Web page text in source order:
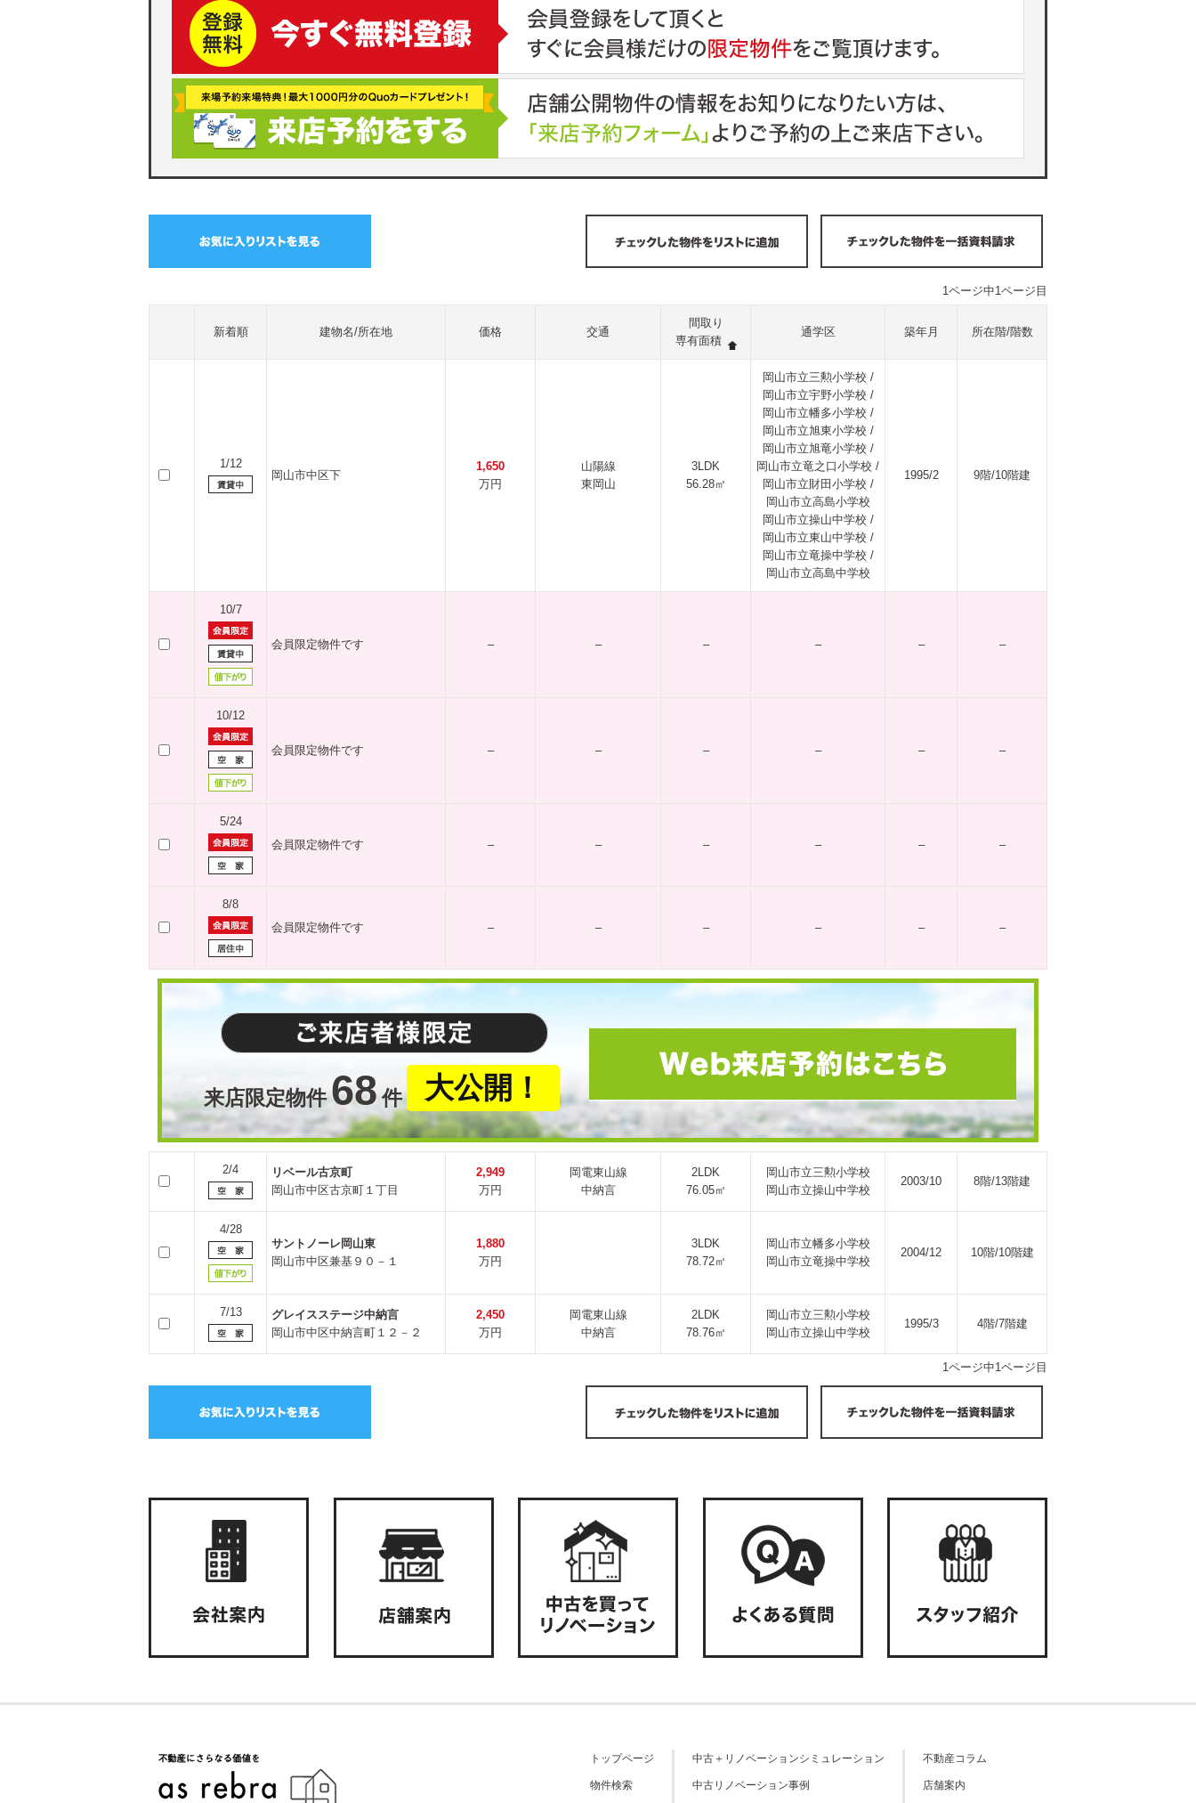
1ページ中1ページ目
新着順 建物名/所在地 価格 交通
間取り
専有面積
通学区 築年月 所在階/階数
1/12
岡山市中区下
1,650
万円
山陽線
東岡山
3LDK
56.28㎡
岡山市立三勲小学校 /
岡山市立宇野小学校 /
岡山市立幡多小学校 /
岡山市立旭東小学校 /
岡山市立旭竜小学校 /
岡山市立竜之口小学校 /
岡山市立財田小学校 /
岡山市立高島小学校
岡山市立操山中学校 /
岡山市立東山中学校 /
岡山市立竜操中学校 /
岡山市立高島中学校
1995/2 9階/10階建
10/7
会員限定物件です – – – – – –
10/12
会員限定物件です – – – – – –
5/24
会員限定物件です
– – – – – –
8/8
会員限定物件です
– – – – – –
来店限定物件68 件 大公開！
2/4
リベール古京町
岡山市中区古京町１丁目
2,949
万円
岡電東山線
中納言
2LDK
76.05㎡
岡山市立三勲小学校
岡山市立操山中学校
2003/10 8階/13階建
4/28
サントノーレ岡山東
岡山市中区兼基９０－１
1,880
万円
3LDK
78.72㎡
岡山市立幡多小学校
岡山市立竜操中学校
2004/12 10階/10階建
7/13
グレイスステージ中納言
岡山市中区中納言町１２－２
2,450
万円
岡電東山線
中納言
2LDK
78.76㎡
岡山市立三勲小学校
岡山市立操山中学校
1995/3 4階/7階建
1ページ中1ページ目
トップページ
物件検索
中古＋リノベーションシミュレーション
中古リノベーション事例
不動産コラム
店舗案内